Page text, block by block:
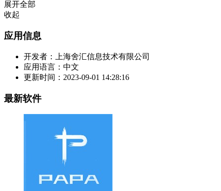
展开全部
收起
应用信息
开发者：
上海舍汇信息技术有限公司
应用语言： 中文
更新时间： 2023-09-01 14:28:16
最新软件